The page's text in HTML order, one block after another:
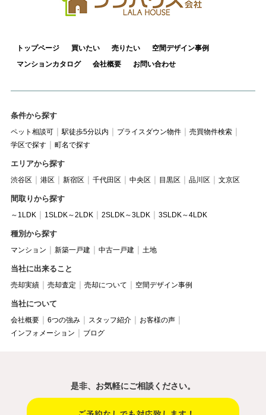
来店予約
トップページ 買いたい 売りたい
空間デザイン事例
マンションカタログ
会社概要 お問い合わせ
条件から探す
ペット相談可 駅徒歩5分以内 プライスダウン物件
売買物件検索
学区で探す
町名で探す
エリアから探す
渋谷区 港区 新宿区 千代田区 中央区 目黒区 品川区 文京区
間取りから探す
～1LDK 1SLDK～2LDK 2SLDK～3LDK 3SLDK～4LDK
種別から探す
マンション 新築一戸建 中古一戸建 土地
当社に出来ること
売却実績 売却査定 売却について 空間デザイン事例
当社について
会社概要 6つの強み スタッフ紹介
お客様の声
インフォメーション
ブログ
是非、お気軽にご相談ください。